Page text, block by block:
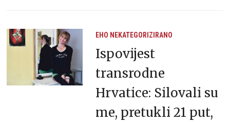
EHO NEKATEGORIZIRANO
Ispovijest
transrodne
Hrvatice: Silovali su
me, pretukli 21 put,